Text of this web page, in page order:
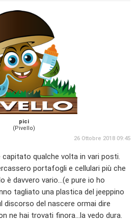
pici
(Pivello)
26 Ottobre 2018 09:45
qualche volta in vari posti.
portafogli e cellulari più che
è davvero vario...(e pure io ho
tagliato una plastica del jeeppino
discorso del nascere ormai dire
ne hai trovati finora...la vedo dura.